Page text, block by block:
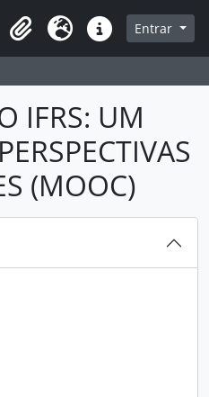
Idioma Atalhos Entrar
IFRS: UM
(MOOC)